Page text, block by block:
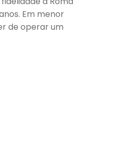
Em menor
de operar um